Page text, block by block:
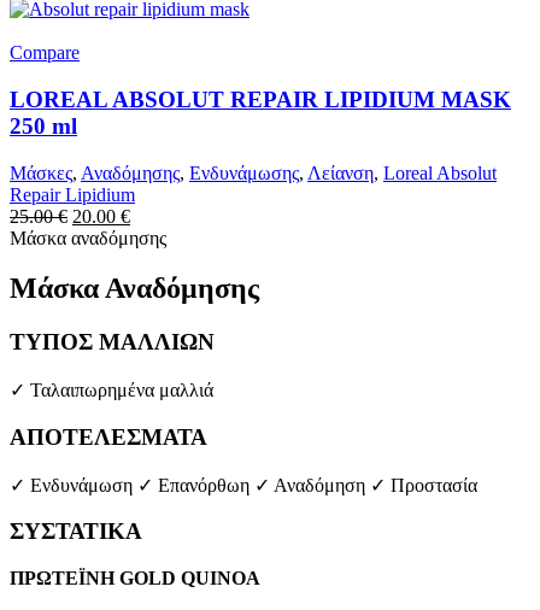
Compare
LOREAL ABSOLUT REPAIR LIPIDIUM MASK
250 ml
Μάσκες, Αναδόμησης, Ενδυνάμωσης, Λείανση, Loreal Absolut
Repair Lipidium
25.00€ Original
price
25.00 €.
20.00 €Η
τρέχουσα
είναι:
20.00 €.
Μάσκα αναδόμησης
ΜάσκαΑναδόμησης
ΤΥΠΟΣ ΜΑΛΛΙΩΝ
✓ Ταλαιπωρημένα μαλλιά
ΑΠΟΤΕΛΕΣΜΑΤΑ
✓ Ενδυνάμωση ✓ Επανόρθωη ✓ Αναδόμηση ✓ Προστασία
ΣΥΣΤΑΤΙΚΑ
ΠΡΩΤΕΪΝΗ GOLD QUINOA